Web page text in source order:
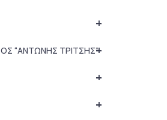
+
+
“ΑΝΤΩΝΗΣ ΤΡΙΤΣΗΣ”
+
+